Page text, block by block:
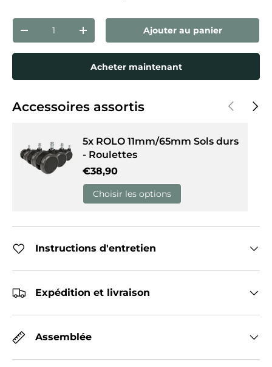
Qté
Diminuer la quantitéAugmenter la quantité
Ajouter au panier
Acheter maintenant
Accessoires assortis Précédent
5x ROLO 11mm/65mm Sols durs
- Roulettes
Prix habituel
€38,90
Choisir les options
Instructions d'entretien
Expédition et livraison
Assemblée